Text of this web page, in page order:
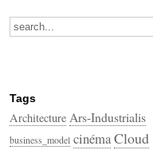
Tags
Architecture Ars-Industrialis
business_model cinémaCloud